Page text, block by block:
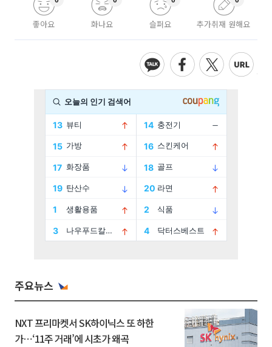
좋아요 화나요 슬퍼요 추가취재 원해요
주요뉴스
NXT 프리마켓서 SK하이닉스 또 하한
가⋯‘11주 거래’에 시초가 왜곡